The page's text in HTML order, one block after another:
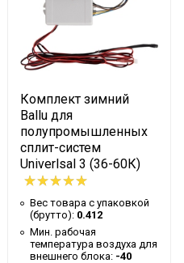
1/4; 1/2; 3/8
Ballu
12 мес
241
29
740
29
2 года
Насос вакуумный,
масло
Комплект зимний
Ballu для
полупромышленных
сплит-систем
Univerlsal 3 (36-60К)
Вес товара с упаковкой
(брутто): 0.412
Мин. рабочая
температура воздуха для
внешнего блока: -40